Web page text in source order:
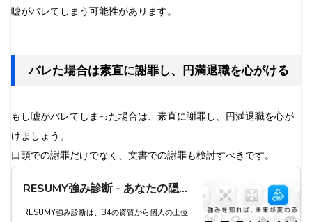
嘘がバレてしまう可能性があります。
バレた場合は素直に謝罪し、円満退職を心がける
もし嘘がバレてしまった場合は、素直に謝罪し、円満退職を心が
けましょう。
口頭での謝罪だけでなく、文書での謝罪も検討すべきです。
RESUMY強み診断 - あなたの隠れ
た強みを発見し、キャリアアップ
RESUMY強み診断は、34の資質から個人の上位